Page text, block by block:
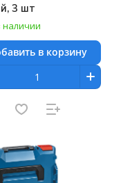
3 шт
наличии
в корзину